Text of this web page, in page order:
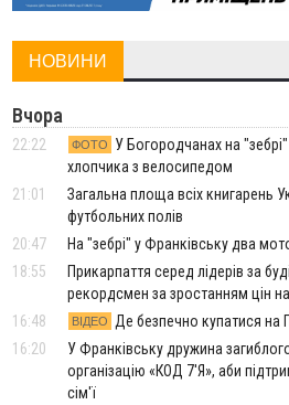
НОВИНИ
Вчора
22:22 ФОТО
У Богородчанах на
хлопчика з велосипедом
21:01
Загальна площа всіх книгарень
футбольних полів
20:47
На "зебрі" у Франківську два
18:55
Прикарпаття серед лідерів за
рекордсмен за зростанням цін
16:48
ВІДЕО Де безпечно купатися на
16:20
У Франківську дружина
організацію «КОД 7'Я», аби
сім'ї